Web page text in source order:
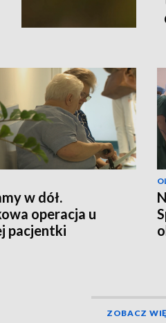
w dół.
operacja u
pacjentki
ZOBACZ